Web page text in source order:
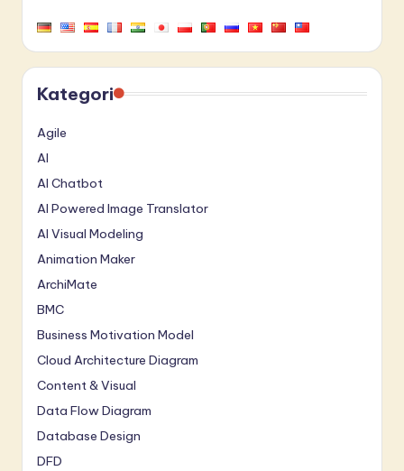
Kategori
Agile
AI
AI Chatbot
AI Powered Image Translator
AI Visual Modeling
Animation Maker
ArchiMate
BMC
Business Motivation Model
Cloud Architecture Diagram
Content & Visual
Data Flow Diagram
Database Design
DFD